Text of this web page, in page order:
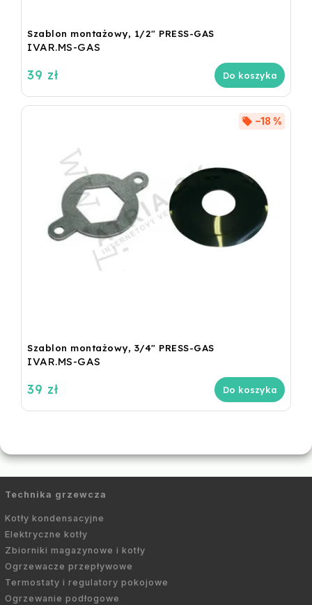
Szablon montażowy, 1/2" PRESS-GAS
IVAR.MS-GAS
39 zł Do koszyka
Szablon montażowy, 3/4" PRESS-GAS
IVAR.MS-GAS
–18 %
39 zł Do koszyka
Technika grzewcza
Kotły kondensacyjne
Elektryczne kotły
Zbiorniki magazynowe i kotły
Ogrzewacze przepływowe
Termostaty i regulatory pokojowe
Ogrzewanie podłogowe